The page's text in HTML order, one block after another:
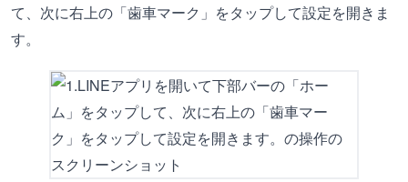
て、次に右上の「歯車マーク」をタップして設定を開きま
す。